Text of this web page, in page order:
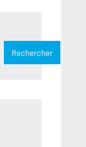
Rechercher